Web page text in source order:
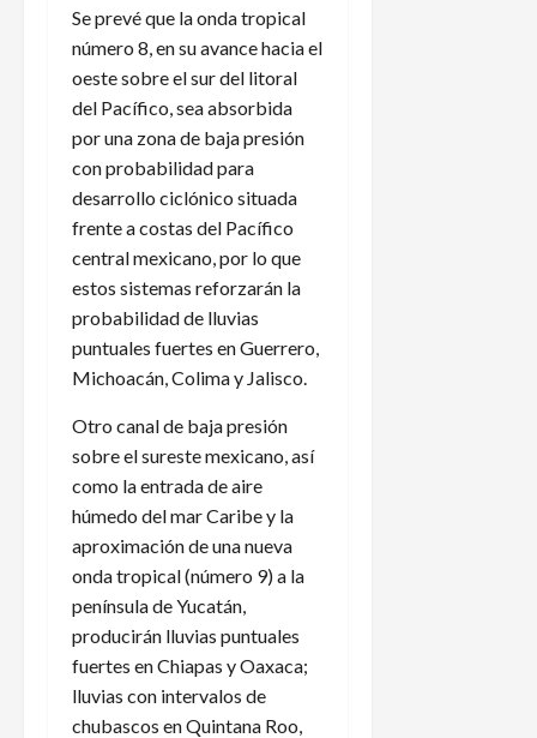
Se prevé que la onda tropical
número 8, en su avance hacia el
oeste sobre el sur del litoral
del Pacífico, sea absorbida
por una zona de baja presión
con probabilidad para
desarrollo ciclónico situada
frente a costas del Pacífico
central mexicano, por lo que
estos sistemas reforzarán la
probabilidad de lluvias
puntuales fuertes en Guerrero,
Michoacán, Colima y Jalisco.
Otro canal de baja presión
sobre el sureste mexicano, así
como la entrada de aire
húmedo del mar Caribe y la
aproximación de una nueva
onda tropical (número 9) a la
península de Yucatán,
producirán lluvias puntuales
fuertes en Chiapas y Oaxaca;
lluvias con intervalos de
chubascos en Quintana Roo,